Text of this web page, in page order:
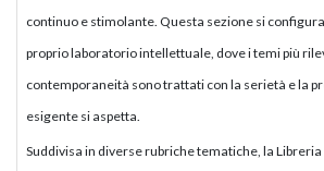
continuo e stimolante. Questa sezione si
proprio laboratorio intellettuale, dove i temi più
contemporaneità sono trattati con la serietà e la
esigente si aspetta.
Suddivisa in diverse rubriche tematiche, la